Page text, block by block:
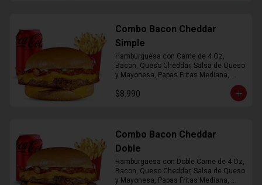
Combo Bacon Cheddar
Simple
Hamburguesa con Carne de 4 Oz,
Bacon, Queso Cheddar, Salsa de Queso
y Mayonesa, Papas Fritas Mediana,
$8.990
Combo Bacon Cheddar
Doble
Hamburguesa con Doble Carne de 4 Oz,
Bacon, Queso Cheddar, Salsa de Queso
y Mayonesa, Papas Fritas Mediana,